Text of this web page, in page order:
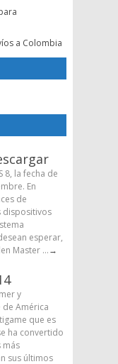
a Colombia
8, la fecha de
En
de
dispositivos
esperar,
Master ...→
y
América
que es
ha convertido
más
sus últimos